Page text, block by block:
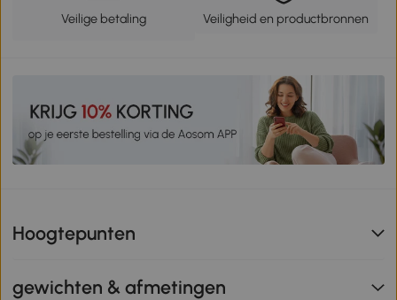
Veilige betaling Veiligheid en productbronnen
Hoogtepunten
gewichten & afmetingen